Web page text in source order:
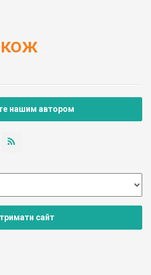
нашим автором
сайт